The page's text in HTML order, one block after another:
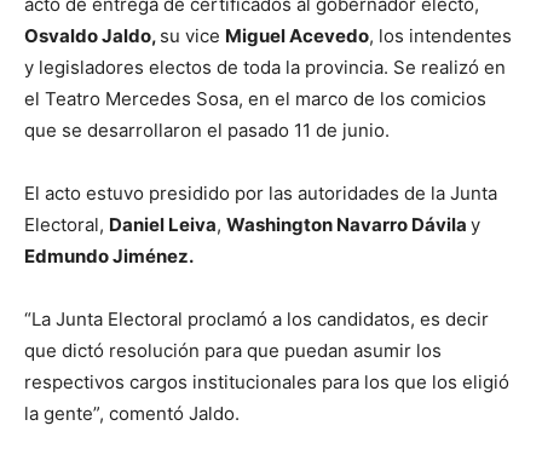
Osvaldo Jaldo, su vice Miguel Acevedo, los intendentes
y legisladores electos de toda la provincia. Se realizó en
el Teatro Mercedes Sosa, en el marco de los comicios
que se desarrollaron el pasado 11 de junio.
El acto estuvo presidido por las autoridades de la Junta
Electoral, Daniel Leiva, Washington Navarro Dávila y
Edmundo Jiménez.
“La Junta Electoral proclamó a los candidatos, es decir
que dictó resolución para que puedan asumir los
respectivos cargos institucionales para los que los eligió
la gente”, comentó Jaldo.